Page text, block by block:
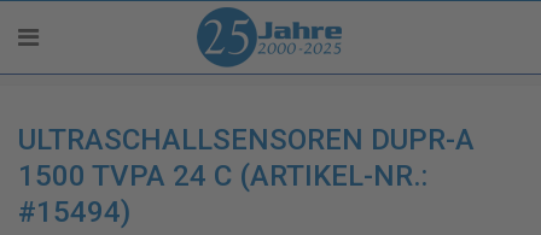
ULTRASCHALLSENSOREN DUPR-A
1500 TVPA 24 C (ARTIKEL-NR.:
#15494)